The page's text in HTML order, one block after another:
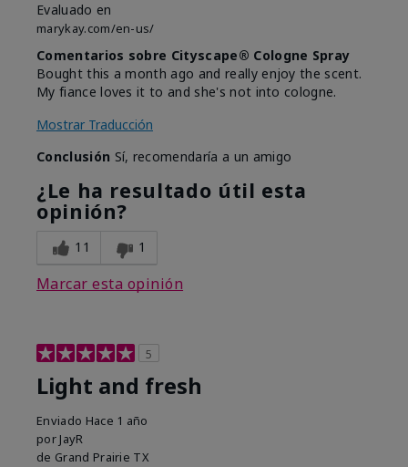
Evaluado en
marykay.com/en-us/
Comentarios sobre Cityscape® Cologne Spray
Bought this a month ago and really enjoy the scent.
My fiance loves it to and she's not into cologne.
Mostrar Traducción
Conclusión Sí, recomendaría a un amigo
¿Le ha resultado útil esta
opinión?
11 1
Marcar esta opinión
5
Light and fresh
Enviado Hace 1 año
por JayR
de Grand Prairie TX